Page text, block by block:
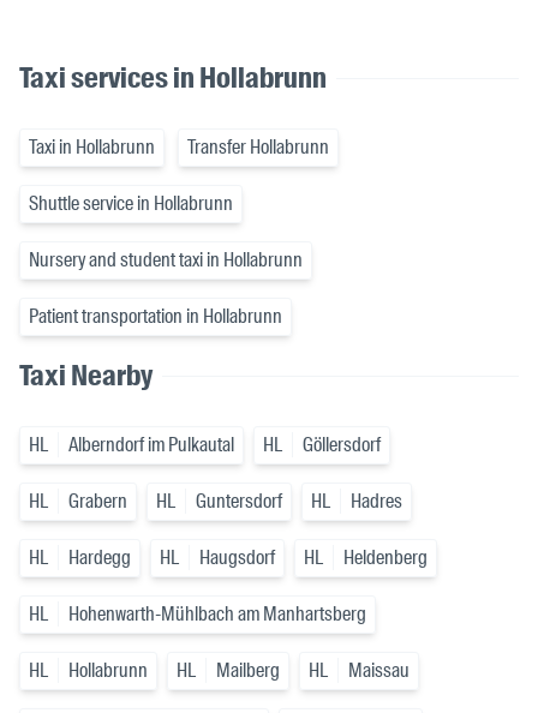
Taxi services in Hollabrunn
Taxi in Hollabrunn Transfer Hollabrunn
Shuttle service in Hollabrunn
Nursery and student taxi in Hollabrunn
Patient transportation in Hollabrunn
Taxi Nearby
HL Alberndorf im Pulkautal HL Göllersdorf
HL Grabern HL Guntersdorf HL Hadres
HL Hardegg HL Haugsdorf HL Heldenberg
HL Hohenwarth-Mühlbach am Manhartsberg
HL Hollabrunn HL Mailberg HL Maissau